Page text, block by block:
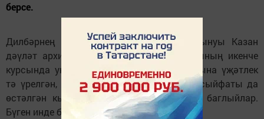
берсе.
Дилбәрнең фәнни эшләр белән кызыксынуы Казан
дәүләт архитектура-төзелеш университетының икенче
курсында укыганда башлана. Тырышлыгына үҗәтлек
тә үрелгән, акыллы булуына тыйнаклык сыйфаты да
өстәлгән кызга педагоглар зур өметләр баглыйлар.
Бүген инде бәяләнгән уңышлары да байтак.